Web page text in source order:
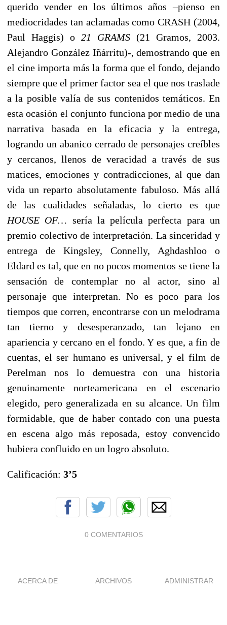
querido vender en los últimos años –pienso en
mediocridades tan aclamadas como CRASH (2004,
Paul Haggis) o 21 GRAMS (21 Gramos, 2003.
Alejandro González Iñárritu)-, demostrando que en
el cine importa más la forma que el fondo, dejando
siempre que el primer factor sea el que nos traslade
a la posible valía de sus contenidos temáticos. En
esta ocasión el conjunto funciona por medio de una
narrativa basada en la eficacia y la entrega,
logrando un abanico cerrado de personajes creíbles
y cercanos, llenos de veracidad a través de sus
matices, emociones y contradicciones, al que dan
vida un reparto absolutamente fabuloso. Más allá
de las cualidades señaladas, lo cierto es que
HOUSE OF… sería la película perfecta para un
premio colectivo de interpretación. La sinceridad y
entrega de Kingsley, Connelly, Aghdashloo o
Eldard es tal, que en no pocos momentos se tiene la
sensación de contemplar no al actor, sino al
personaje que interpretan. No es poco para los
tiempos que corren, encontrarse con un melodrama
tan tierno y desesperanzado, tan lejano en
apariencia y cercano en el fondo. Y es que, a fin de
cuentas, el ser humano es universal, y el film de
Perelman nos lo demuestra con una historia
genuinamente norteamericana en el escenario
elegido, pero generalizada en su alcance.Un film
formidable, que de haber contado con una puesta
en escena algo más reposada, estoy convencido
hubiera confluido en un logro absoluto.
Calificación: 3’5
0 COMENTARIOS
ACERCA DE ARCHIVOS ADMINISTRAR